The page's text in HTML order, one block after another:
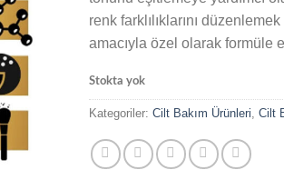
renk farklılıklarını
amacıyla özel olarak formüle
Stokta yok
Kategoriler: Cilt Bakım Ürünleri, Cilt